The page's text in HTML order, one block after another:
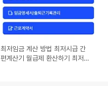
최저임금 계산 방법 최저시급 간
편계산기 월급제 환산하기 최저임